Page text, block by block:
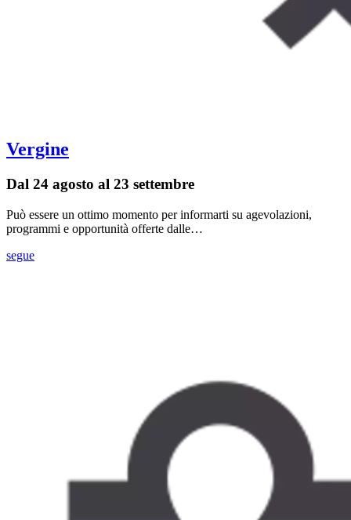
Vergine
Dal 24 agosto al 23 settembre
Può essere un ottimo momento per informarti su agevolazioni,
programmi e opportunità offerte dalle…
segue